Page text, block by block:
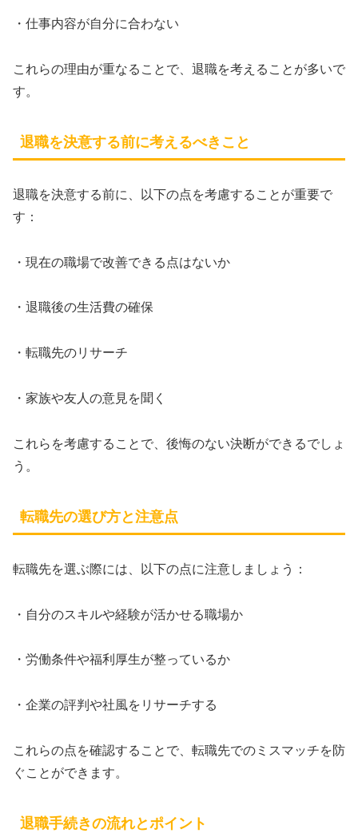
・仕事内容が自分に合わない
これらの理由が重なることで、退職を考えることが多いで
す。
退職を決意する前に考えるべきこと
退職を決意する前に、以下の点を考慮することが重要で
す：
・現在の職場で改善できる点はないか
・退職後の生活費の確保
・転職先のリサーチ
・家族や友人の意見を聞く
これらを考慮することで、後悔のない決断ができるでしょ
う。
転職先の選び方と注意点
転職先を選ぶ際には、以下の点に注意しましょう：
・自分のスキルや経験が活かせる職場か
・労働条件や福利厚生が整っているか
・企業の評判や社風をリサーチする
これらの点を確認することで、転職先でのミスマッチを防
ぐことができます。
退職手続きの流れとポイント